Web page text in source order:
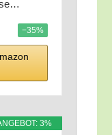
−35%
3%